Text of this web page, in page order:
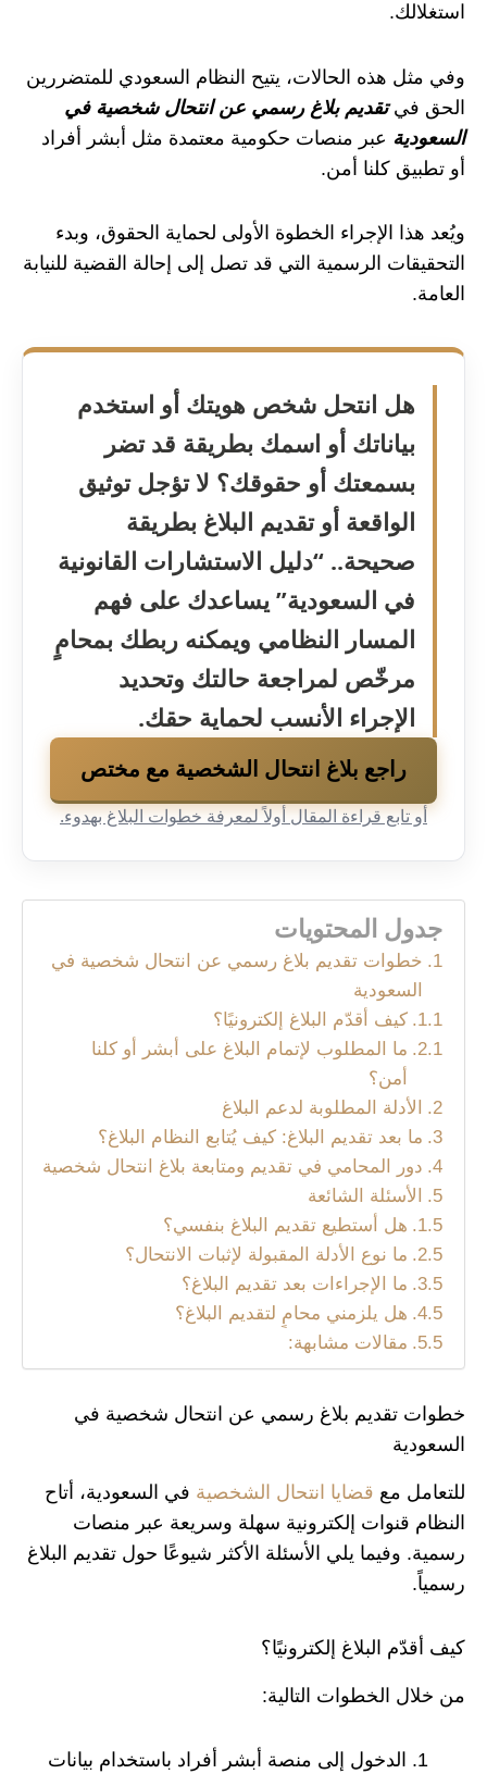
استغلالك.
وفي مثل هذه الحالات، يتيح النظام السعودي للمتضررين
الحق فيتقديم بلاغ رسمي عن انتحال شخصية في
السعودية عبر منصات حكومية معتمدة مثل أبشر أفراد
أو تطبيق كلنا أمن.
ويُعد هذا الإجراء الخطوة الأولى لحماية الحقوق، وبدء
التحقيقات الرسمية التي قد تصل إلى إحالة القضية للنيابة
العامة.
هل انتحل شخص هويتك أو استخدم
بياناتك أو اسمك بطريقة قد تضر
بسمعتك أو حقوقك؟ لا تؤجل توثيق
الواقعة أو تقديم البلاغ بطريقة
صحيحة.. “دليل الاستشارات القانونية
في السعودية” يساعدك على فهم
المسار النظامي ويمكنه ربطك بمحامٍ
مرخّص لمراجعة حالتك وتحديد
الإجراء الأنسب لحماية حقك.
راجع بلاغ انتحال الشخصية مع مختص
أو تابع قراءة المقال أولاً لمعرفة خطوات البلاغ بهدوء.
جدول المحتويات
خطوات تقديم بلاغ رسمي عن انتحال شخصية في
السعودية
كيف أقدّم البلاغ إلكترونيًا؟
ما المطلوب لإتمام البلاغ على أبشر أو كلنا
أمن؟
الأدلة المطلوبة لدعم البلاغ
ما بعد تقديم البلاغ: كيف يُتابع النظام البلاغ؟
دور المحامي في تقديم ومتابعة بلاغ انتحال شخصية
الأسئلة الشائعة
هل أستطيع تقديم البلاغ بنفسي؟
ما نوع الأدلة المقبولة لإثبات الانتحال؟
ما الإجراءات بعد تقديم البلاغ؟
هل يلزمني محامٍ لتقديم البلاغ؟
مقالات مشابهة:
خطوات تقديم بلاغ رسمي عن انتحال شخصية في
السعودية
للتعامل مع قضايا انتحال الشخصية في السعودية، أتاح
النظام قنوات إلكترونية سهلة وسريعة عبر منصات
رسمية. وفيما يلي الأسئلة الأكثر شيوعًا حول تقديم البلاغ
رسمياً.
كيف أقدّم البلاغ إلكترونيًا؟
من خلال الخطوات التالية:
الدخول إلى منصة أبشر أفراد باستخدام بيانات